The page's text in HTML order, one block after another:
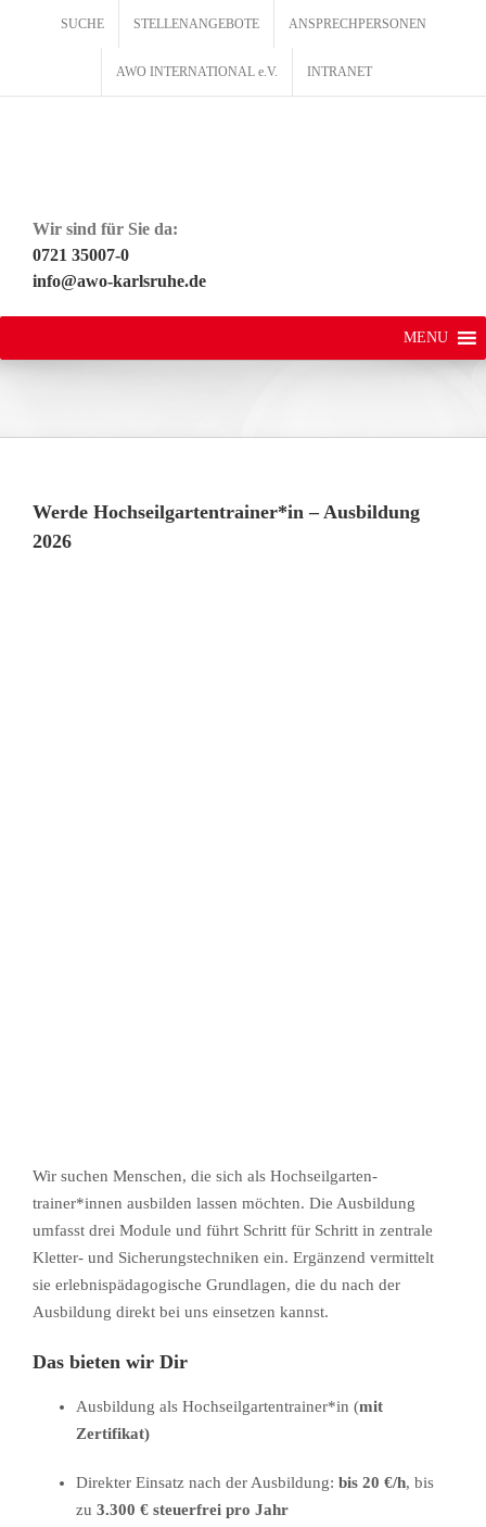
SUCHE STELLENANGEBOTE ANSPRECHPERSONEN
AWO INTERNATIONAL e.V. INTRANET
Wir sind für Sie da:
0721 35007-0
info@awo-karlsruhe.de
MENU
Werde Hochseilgarten­trainer*in – Ausbildung
2026
Wir suchen Menschen, die sich als Hochseilgarten­
trainer*innen ausbilden lassen möchten. Die Ausbildung
umfasst drei Module und führt Schritt für Schritt in zentrale
Kletter- und Sicherungstechniken ein. Ergänzend vermittelt
sie erlebnispädagogische Grundlagen, die du nach der
Ausbildung direkt bei uns einsetzen kannst.
Das bieten wir Dir
Ausbildung als Hochseilgarten­trainer*in (mit
Zertifikat)
Direkter Einsatz nach der Ausbildung: bis 20 €/h, bis
zu 3.300 € steuerfrei pro Jahr